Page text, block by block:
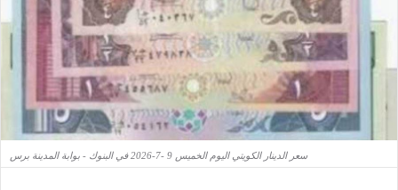
سعر الدينار الكويتي اليوم الخميس 9 -7-2026 في البنوك - بوابة المدينة برس